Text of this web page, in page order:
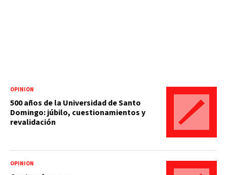
OPINIÓN
500 años de la Universidad de Santo
Domingo: júbilo, cuestionamientos y
revalidación
OPINIÓN